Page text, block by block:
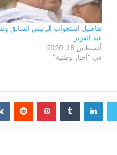
تفاصيل استجواب الرئيس السابق ولد
عبد العزيز
أغسطس 18, 2020
في "أخبار وطنية"
لينكدإن بينتيريست